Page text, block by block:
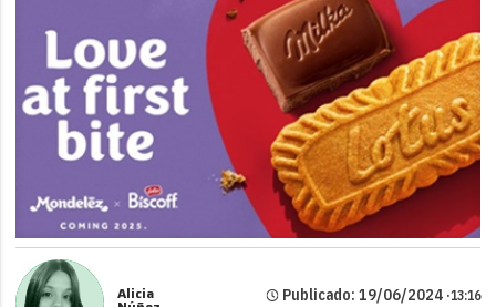
Alicia Publicado: 19/06/2024 ·13:16